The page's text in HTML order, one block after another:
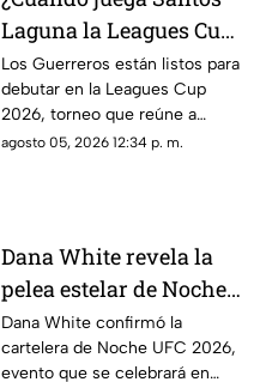
Laguna la Leagues Cup
2026, a qué hora y
contra quiénes?
Los Guerreros están listos para
debutar en la Leagues Cup
2026, torneo que reúne a
clubes de la Liga MX y la MLS.
agosto 05, 2026 12:34 p. m.
Dana White revela la
pelea estelar de Noche
UFC 2026; conoce la
cartelera completa
Dana White confirmó la
cartelera de Noche UFC 2026,
evento que se celebrará en